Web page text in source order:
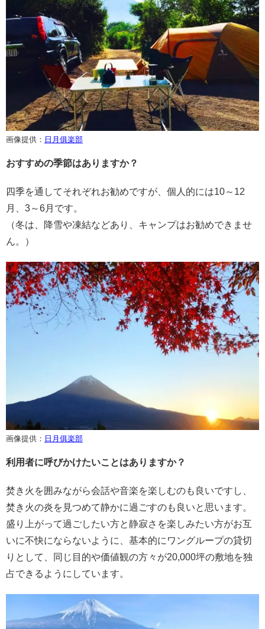
画像提供： 日月俱楽部
おすすめの季節はありますか？
四季を通してそれぞれお勧めですが、個人的には10～12
月、3～6月です。
（冬は、降雪や凍結などあり、キャンプはお勧めできませ
ん。）
画像提供： 日月俱楽部
利用者に呼びかけたいことはありますか？
焚き火を囲みながら会話や音楽を楽しむのも良いですし、
焚き火の炎を見つめて静かに過ごすのも良いと思います。
盛り上がって過ごしたい方と静寂さを楽しみたい方がお互
いに不快にならないように、基本的にワングループの貸切
りとして、同じ目的や価値観の方々が20,000坪の敷地を独
占できるようにしています。